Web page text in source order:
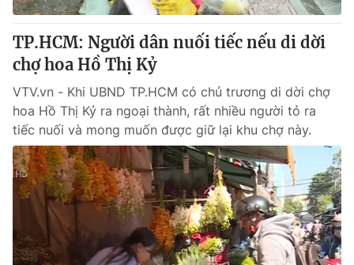
cấp ngày 29/12/2023
Phó Tổng Biên tập:
Nguyễn Trọng Ninh
Tổng đài VTV: 024.38 355 931 - 024.38 355 932
Ðiện thoại Thời báo VTV:024.66 897 897
Email:toasoan@vtv.vn
Liên hệ quảng cáo:
024-7300.7108
TP.HCM: Người dân nuối tiếc nếu di dời
chợ hoa Hồ Thị Kỷ
VTV.vn - Khi UBND TP.HCM có chủ trương di dời chợ
hoa Hồ Thị Kỷ ra ngoại thành, rất nhiều người tỏ ra
tiếc nuối và mong muốn được giữ lại khu chợ này.